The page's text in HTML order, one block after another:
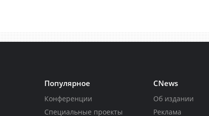
Популярное
Конференции
Специальные проекты
CNews
Об издании
Реклама